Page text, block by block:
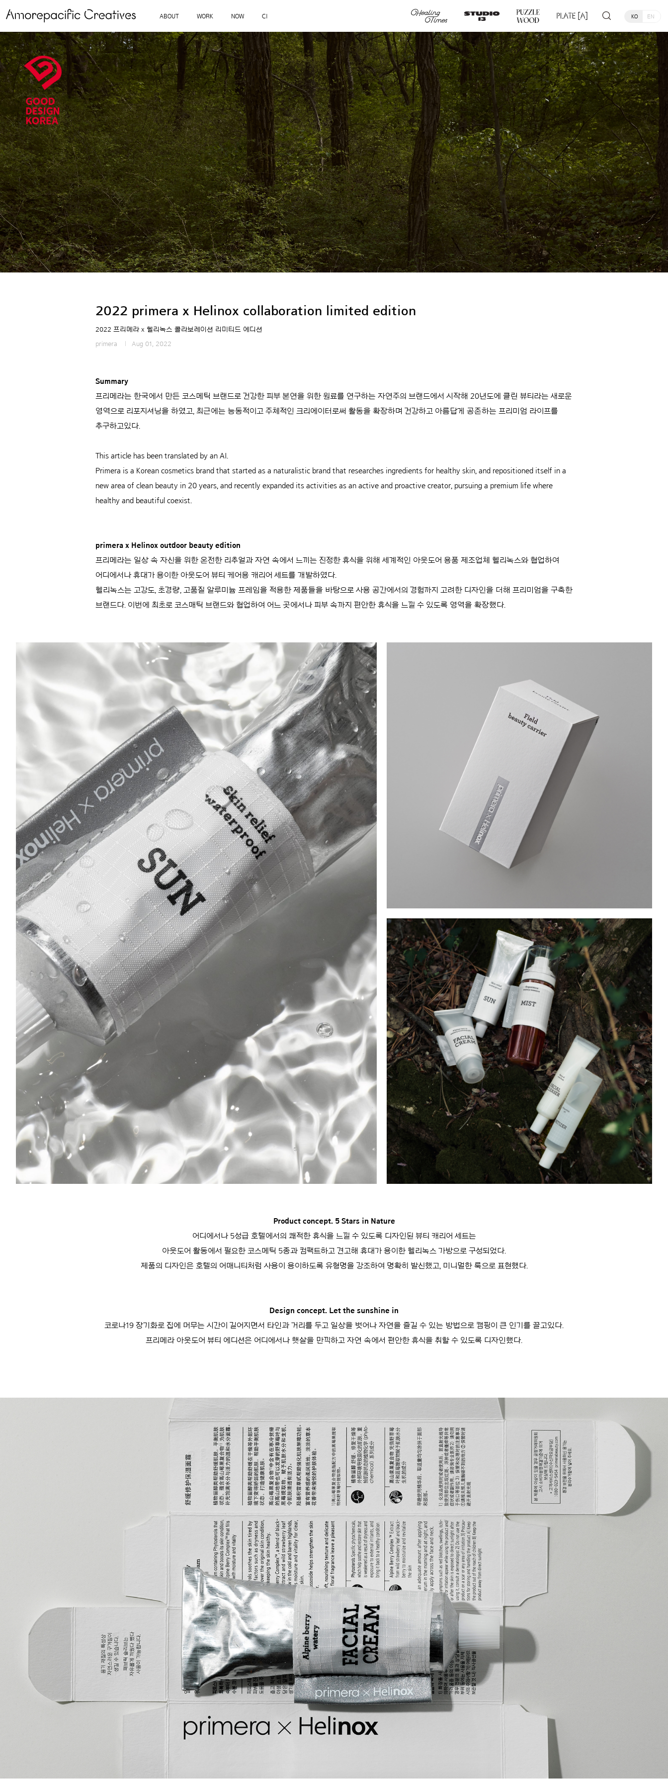
ABOUT WORK NOW CI KO EN
2022 primera x Helinox collaboration limited edition
2022 프리메라 x 헬리녹스 콜라보레이션 리미티드 에디션
primera Aug 01, 2022
Summary
프리메라는 한국에서 만든 코스메틱 브랜드로 건강한 피부 본연을 위한 원료를 연구하는 자연주의 브랜드에서 시작해 20년도에 클린 뷰티라는 새로운
영역으로 리포지셔닝을 하였고, 최근에는 능동적이고 주체적인 크리에이터로써 활동을 확장하며 건강하고 아름답게 공존하는 프리미엄 라이프를
추구하고있다.
This article has been translated by an AI.
Primera is a Korean cosmetics brand that started as a naturalistic brand that researches ingredients for healthy skin, and repositioned itself in a
new area of clean beauty in 20 years, and recently expanded its activities as an active and proactive creator, pursuing a premium life where
healthy and beautiful coexist.
primera x Helinox outdoor beauty edition
프리메라는 일상 속 자신을 위한 온전한 리추얼과 자연 속에서 느끼는 진정한 휴식을 위해 세계적인 아웃도어 용품 제조업체 헬리녹스와 협업하여
어디에서나 휴대가 용이한 아웃도어 뷰티 케어용 캐리어 세트를 개발하였다.
헬리녹스는 고강도, 초경량, 고품질 알루미늄 프레임을 적용한 제품들을 바탕으로 사용 공간에서의 경험까지 고려한 디자인을 더해 프리미엄을 구축한
브랜드다. 이번에 최초로 코스매틱 브랜드와 협업하여 어느 곳에서나 피부 속까지 편안한 휴식을 느낄 수 있도록 영역을 확장했다.
Product concept. 5 Stars in Nature
어디에서나 5성급 호텔에서의 쾌적한 휴식을 느낄 수 있도록 디자인된 뷰티 캐리어 세트는
아웃도어 활동에서 필요한 코스메틱 5종과 컴팩트하고 견고해 휴대가 용이한 헬리녹스 가방으로 구성되었다.
제품의 디자인은 호텔의 어매니티처럼 사용이 용이하도록 유형명을 강조하여 명확히 발신했고, 미니멀한 룩으로 표현했다.
Design concept. Let the sunshine in
코로나19 장기화로 집에 머무는 시간이 길어지면서 타인과 거리를 두고 일상을 벗어나 자연을 즐길 수 있는 방법으로 캠핑이 큰 인기를 끌고있다.
프리메라 아웃도어 뷰티 에디션은 어디에서나 햇살을 만끽하고 자연 속에서 편안한 휴식을 취할 수 있도록 디자인했다.